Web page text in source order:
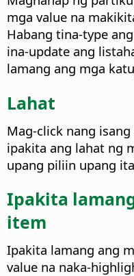
mga value na
Habang tina-type
ina-update ang
lamang ang mga
Lahat
Mag-click nang
ipakita ang lahat ng
upang piliin upang
Ipakita
item
Ipakita lamang ang
value na naka-